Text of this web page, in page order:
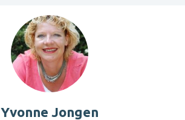
Yvonne Jongen